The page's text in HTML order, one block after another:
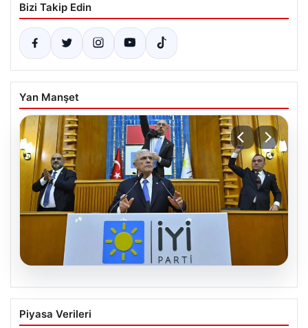
Bizi Takip Edin
Yan Manşet
06.08.2026
İYİ Parti’den ‘çerçeve yasa’ teklifi için
Anayasa Komisyonuna başvuru
Piyasa Verileri